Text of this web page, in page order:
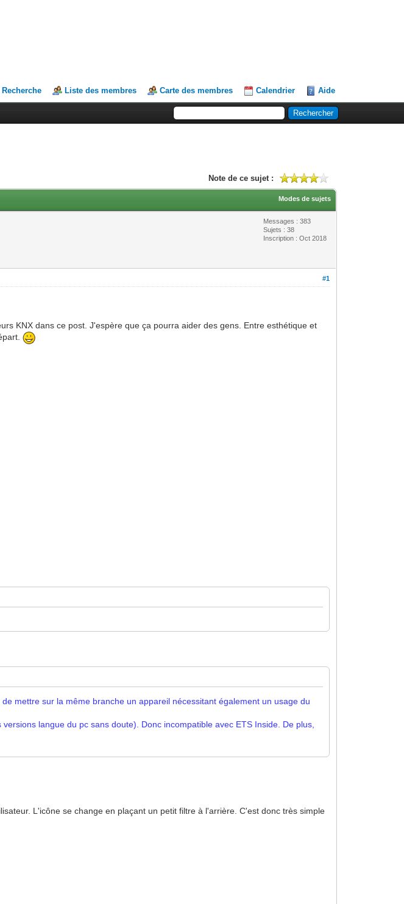
Recherche Liste des membres Carte des membres Calendrier Aide
Note de ce sujet :
Modes de sujets
Messages : 383
Sujets : 38
Inscription : Oct 2018
#1
KNX dans ce post. J'espère que ça pourra aider des gens. Entre esthétique et
mettre sur la même branche un appareil nécessitant également un usage du
langue du pc sans doute). Donc incompatible avec ETS Inside. De plus,
L'icône se change en plaçant un petit filtre à l'arrière. C'est donc très simple